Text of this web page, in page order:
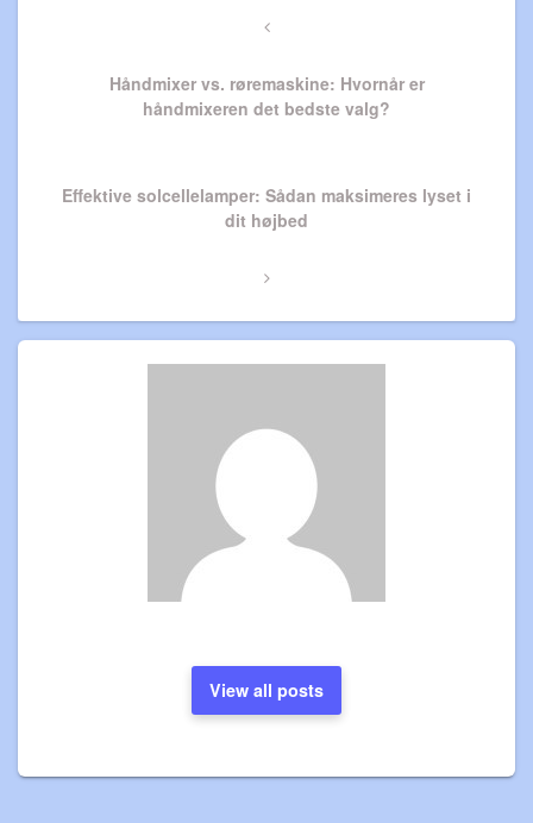
Previous
Håndmixer vs. røremaskine: Hvornår er
håndmixeren det bedste valg?
Next
Effektive solcellelamper: Sådan maksimeres lyset i
dit højbed
View all posts